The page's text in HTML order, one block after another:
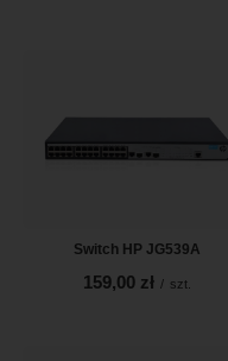
Switch HP JG539A
159,00 zł / szt.